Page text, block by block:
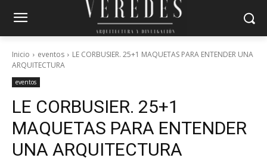
Inicio eventos
LE CORBUSIER. 25+1 MAQUETAS PARA ENTENDER UNA
ARQUITECTURA
eventos
LE CORBUSIER. 25+1
MAQUETAS PARA ENTENDER
UNA ARQUITECTURA